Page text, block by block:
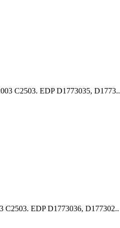
С2503. EDP D1773035, D1773..
EDP D1773036, D177302..